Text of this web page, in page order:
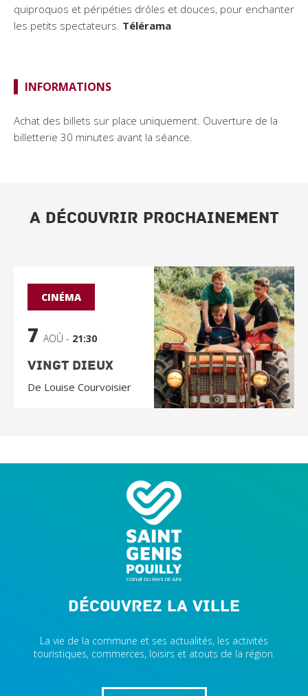
quiproquos et péripéties drôles et douces, pour enchanter
les petits spectateurs. Télérama
INFORMATIONS
Achat des billets sur place uniquement. Ouverture de la
billetterie 30 minutes avant la séance.
A DÉCOUVRIR PROCHAINEMENT
CINÉMA
7 AOÛ - 21:30
Vingt Dieux
De Louise Courvoisier
Découvrez la ville
La vie de la commune et ses actualités, les activités
touristiques, commerces, loisirs et atouts de la région.